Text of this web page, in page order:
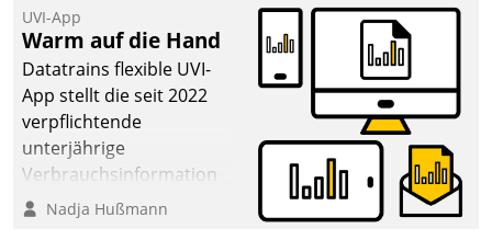
deutscher
Wohnungsunternehmen
– und beschleunigt damit
den Weg vom
Mieteranliegen zum
Dienstleisterauftrag.
UVI-App
Warm auf die Hand
Datatrains flexible UVI-
App stellt die seit 2022
verpflichtende
unterjährige
Verbrauchsinformation
schnell, zuverlässig und
Nadja Hußmann